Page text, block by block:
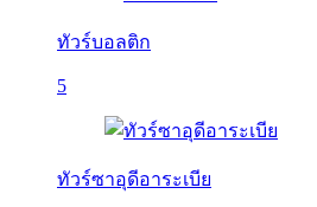
ทัวร์บอลติก
5
ทัวร์ซาอุดีอาระเบีย